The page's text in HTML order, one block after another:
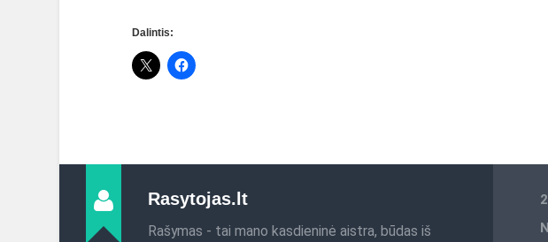
Dalintis:
Rasytojas.lt
Rašymas - tai mano kasdieninė aistra, būdas iš